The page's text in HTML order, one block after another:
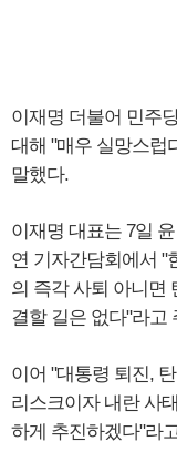
이재명 더불어 민주
대해 "매우 실망스럽
말했다.
이재명 대표는 7일
연 기자간담회에서 "
의 즉각 사퇴 아니면
결할 길은 없다"라고
이어 "대통령 퇴진,
리스크이자 내란 사
하게 추진하겠다"라